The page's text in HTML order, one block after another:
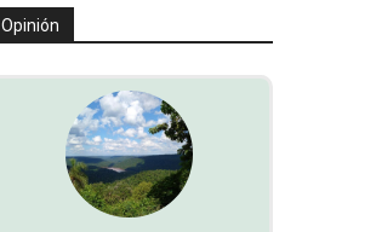
Opinión